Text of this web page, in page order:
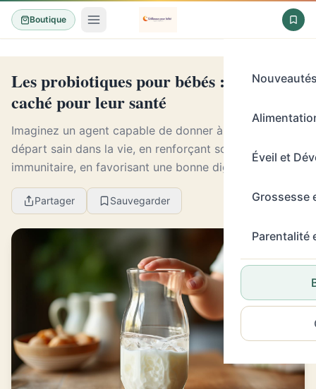
Boutique
Éveil et
Grossesse
Parentalité
Les probiotiques pour bébés : Un trésor
caché pour leur santé
Imaginez un agent capable de donner à votre bébé un
départ sain dans la vie, en renforçant son système
immunitaire, en favorisant une bonne digestion et en
prévenant de nombreuses allergies. Ces super...
Partager Sauvegarder